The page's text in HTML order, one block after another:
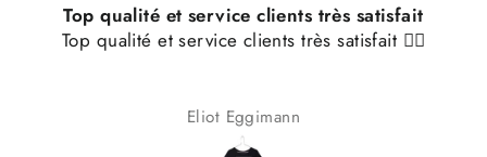
Top qualité et service clients très satisfait
Top qualité et service clients très satisfait 👌🏼
Eliot Eggimann